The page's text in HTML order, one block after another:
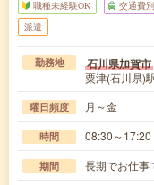
職種未経験OK 交通費
派遣
勤務地 石川県加賀市
粟津(石川県)
曜日頻度 月～金
時間 08:30～17:20
期間 長期でお仕事